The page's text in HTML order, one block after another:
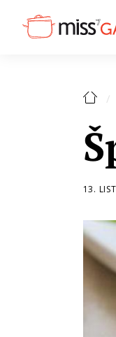
13.